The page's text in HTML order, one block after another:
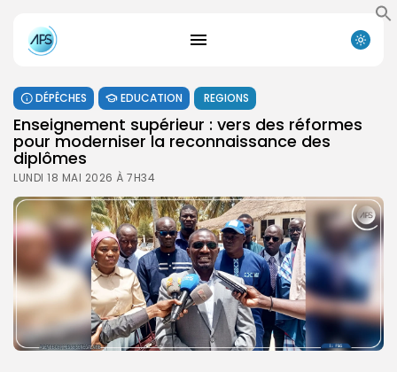
DÉPÊCHES EDUCATION REGIONS
Enseignement supérieur : vers des réformes
pour moderniser la reconnaissance des
diplômes
LUNDI 18 MAI 2026 À 7H34